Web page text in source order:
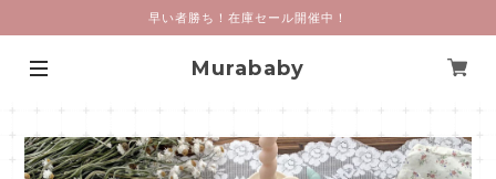
早い者勝ち！在庫セール開催中！
Murababy